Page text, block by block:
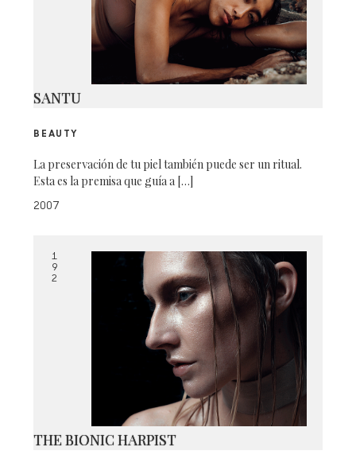
SANTU
BEAUTY
La preservación de tu piel también puede ser un ritual.
Esta es la premisa que guía a […]
2007
1
9
2
THE BIONIC HARPIST